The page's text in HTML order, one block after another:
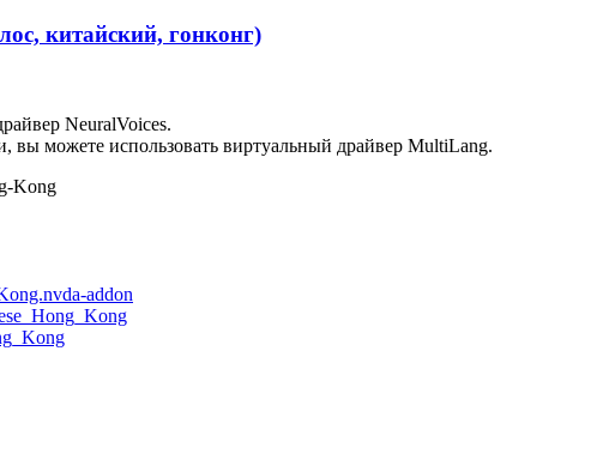
китайский, гонконг)
NeuralVoices.
вы можете использовать виртуальный драйвер MultiLang.
Kong
addon